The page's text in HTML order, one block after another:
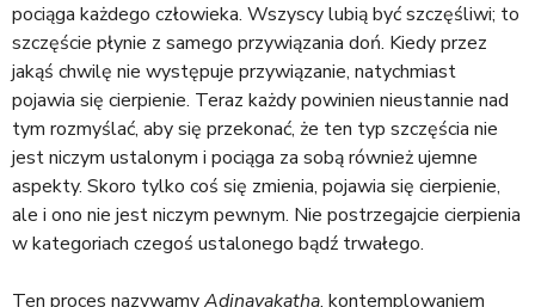
pociąga każdego człowieka. Wszyscy lubią być szczęśliwi; to
szczęście płynie z samego przywiązania doń. Kiedy przez
jakąś chwilę nie występuje przywiązanie, natychmiast
pojawia się cierpienie. Teraz każdy powinien nieustannie nad
tym rozmyślać, aby się przekonać, że ten typ szczęścia nie
jest niczym ustalonym i pociąga za sobą również ujemne
aspekty. Skoro tylko coś się zmienia, pojawia się cierpienie,
ale i ono nie jest niczym pewnym. Nie postrzegajcie cierpienia
w kategoriach czegoś ustalonego bądź trwałego.
Ten proces nazywamyAdinavakatha, kontemplowaniem